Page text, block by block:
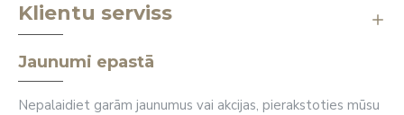
Klientu serviss
Jaunumi epastā
Nepalaidiet garām jaunumus vai akcijas, pierakstoties mūsu